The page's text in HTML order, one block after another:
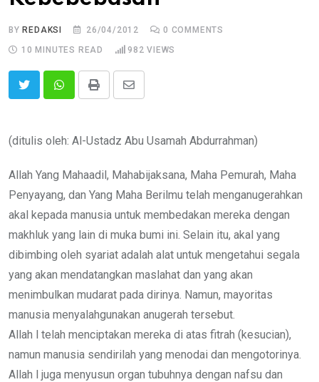
BYREDAKSI 26/04/2012 0 COMMENTS
10 MINUTES READ
982 VIEWS
Print
Share
Email
(ditulis oleh: Al-Ustadz Abu Usamah Abdurrahman)
Allah Yang Mahaadil, Mahabijaksana, Maha Pemurah, Maha
Penyayang, dan Yang Maha Berilmu telah menganugerahkan
akal kepada manusia untuk membedakan mereka dengan
makhluk yang lain di muka bumi ini. Selain itu, akal yang
dibimbing oleh syariat adalah alat untuk mengetahui segala
yang akan mendatangkan maslahat dan yang akan
menimbulkan mudarat pada dirinya. Namun, mayoritas
manusia menyalahgunakan anugerah tersebut.
Allah l telah menciptakan mereka di atas fitrah (kesucian),
namun manusia sendirilah yang menodai dan mengotorinya.
Allah l juga menyusun organ tubuhnya dengan nafsu dan